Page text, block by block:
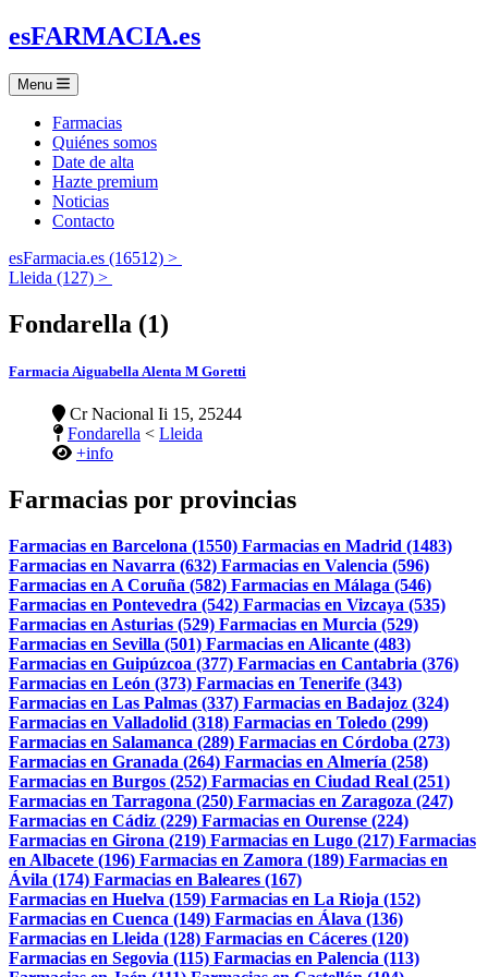
esFARMACIA.es
Menu
Farmacias
Quiénes somos
Date de alta
Hazte premium
Noticias
Contacto
esFarmacia.es (16512) >
Lleida (127) >
Fondarella (1)
Farmacia Aiguabella Alenta M Goretti
Cr Nacional Ii 15, 25244
Fondarella < Lleida
+info
Farmacias por provincias
Farmacias en Barcelona (1550) Farmacias en Madrid (1483)
Farmacias en Navarra (632) Farmacias en Valencia (596)
Farmacias en A Coruña (582) Farmacias en Málaga (546)
Farmacias en Pontevedra (542) Farmacias en Vizcaya (535)
Farmacias en Asturias (529) Farmacias en Murcia (529)
Farmacias en Sevilla (501) Farmacias en Alicante (483)
Farmacias en Guipúzcoa (377) Farmacias en Cantabria (376)
Farmacias en León (373) Farmacias en Tenerife (343)
Farmacias en Las Palmas (337) Farmacias en Badajoz (324)
Farmacias en Valladolid (318) Farmacias en Toledo (299)
Farmacias en Salamanca (289) Farmacias en Córdoba (273)
Farmacias en Granada (264) Farmacias en Almería (258)
Farmacias en Burgos (252) Farmacias en Ciudad Real (251)
Farmacias en Tarragona (250) Farmacias en Zaragoza (247)
Farmacias en Cádiz (229) Farmacias en Ourense (224)
Farmacias en Girona (219) Farmacias en Lugo (217) Farmacias
en Albacete (196) Farmacias en Zamora (189) Farmacias en
Ávila (174) Farmacias en Baleares (167)
Farmacias en Huelva (159) Farmacias en La Rioja (152)
Farmacias en Cuenca (149) Farmacias en Álava (136)
Farmacias en Lleida (128) Farmacias en Cáceres (120)
Farmacias en Segovia (115) Farmacias en Palencia (113)